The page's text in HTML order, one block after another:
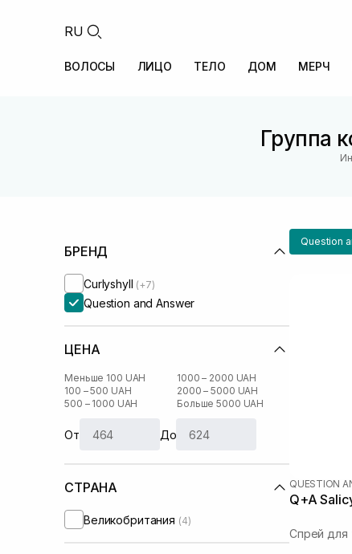
RU
ВОЛОСЫ ЛИЦО ТЕЛО ДОМ МЕРЧ
Группа
БРЕНД
Curlyshyll (+7)
Question and Answer
ЦЕНА
Меньше 100 UAH
100 – 500 UAH
500 – 1000 UAH
1000 – 2000 UAH
2000 – 5000 UAH
Больше 5000 UAH
От До
СТРАНА
Великобритания (4)
Question
QUESTION
Q+A
Спрей для